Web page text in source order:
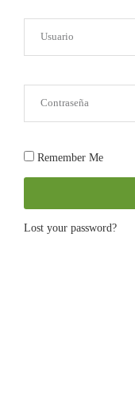
Remember Me
Lost your password?